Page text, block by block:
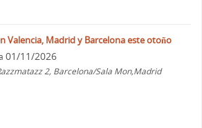
Valencia, Madrid y Barcelona este otoño
01/11/2026
2, Barcelona/Sala Mon,Madrid